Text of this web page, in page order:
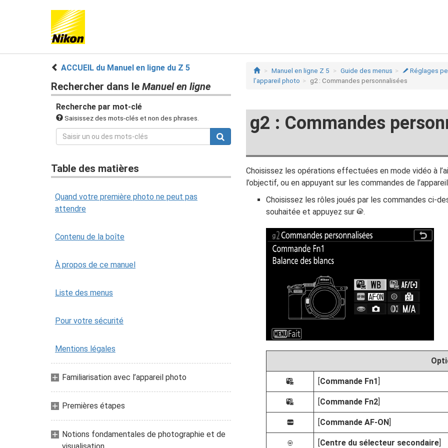
ACCUEIL du Manuel en ligne du Z 5
Rechercher dans le Manuel en ligne
Recherche par mot-clé
Saisissez des mots-clés et non des phrases.
Table des matières
Quand votre première photo ne peut pas
attendre
Contenu de la boîte
À propos de ce manuel
Liste des menus
Pour votre sécurité
Mentions légales
Familiarisation avec l’appareil photo
Premières étapes
Notions fondamentales de photographie et de
Manuel en ligne Z 5 Guide des menus A Réglages
l’appareil photo
g2 : Commandes personnalisées
g2 : Commandes
Choisissez les opérations effectuées en mode vidéo à
l’objectif, ou en appuyant sur les commandes de
Choisissez les rôles joués par les commandes ci-
souhaitée et appuyez sur J.
w [Commande Fn1]
y [Commande Fn2]
V [Commande AF‑ON]
8 [Centre du sélecteur secondaire]